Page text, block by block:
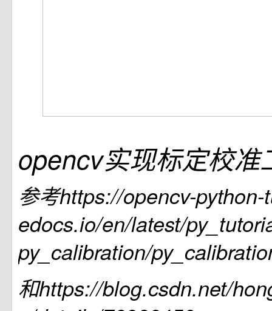
opencv实现标定校准
参考https://opencv-
edocs.io/en/latest/
py_calibration/
和https://blog.csdn.net/